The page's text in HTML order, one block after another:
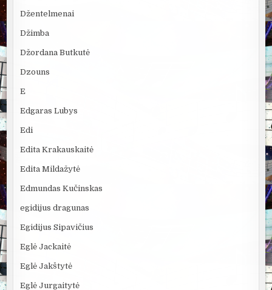
Džentelmenai
Džimba
Džordana Butkutė
Dzouns
E
Edgaras Lubys
Edi
Edita Krakauskaitė
Edita Mildažytė
Edmundas Kučinskas
egidijus dragunas
Egidijus Sipavičius
Eglė Jackaitė
Eglė Jakštytė
Eglė Jurgaitytė